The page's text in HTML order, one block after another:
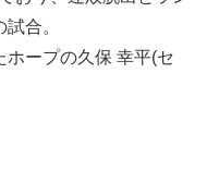
合。
ープの久保 幸平(セ